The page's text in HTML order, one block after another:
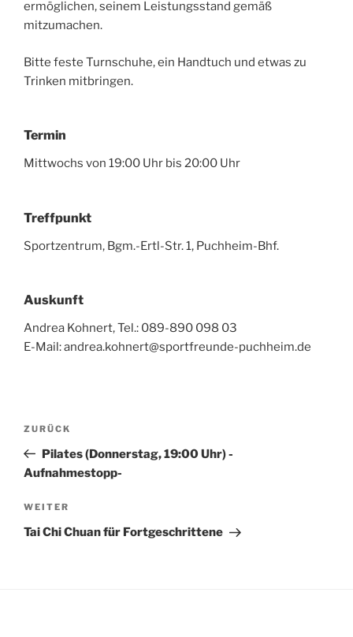
ermöglichen, seinem Leistungsstand gemäß
mitzumachen.
Bitte feste Turnschuhe, ein Handtuch und etwas zu
Trinken mitbringen.
Termin
Mittwochs von 19:00 Uhr bis 20:00 Uhr
Treffpunkt
Sportzentrum, Bgm.-Ertl-Str. 1, Puchheim-Bhf.
Auskunft
Andrea Kohnert, Tel.: 089-890 098 03
E-Mail: andrea.kohnert@sportfreunde-puchheim.de
Beitragsnavigation
Vorheriger
Beitrag
ZURÜCK
Pilates (Donnerstag, 19:00 Uhr) -
Aufnahmestopp-
Nächster
Beitrag
WEITER
Tai Chi Chuan für Fortgeschrittene